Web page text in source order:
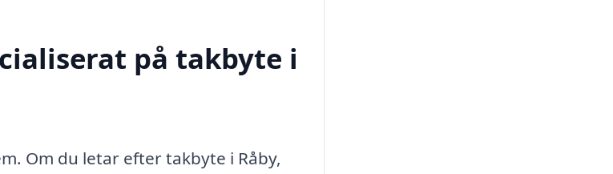
på takbyte i
Om du letar efter takbyte i Råby,